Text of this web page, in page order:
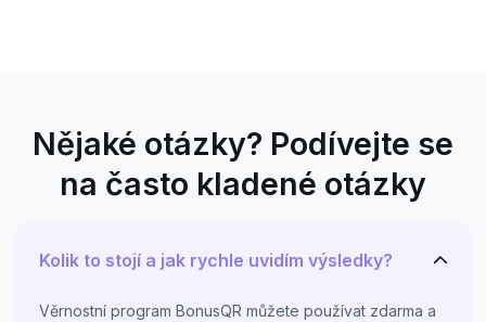
Nějaké otázky? Podívejte se
na často kladené otázky
Kolik to stojí a jak rychle uvidím výsledky?
Věrnostní program BonusQR můžete používat zdarma a